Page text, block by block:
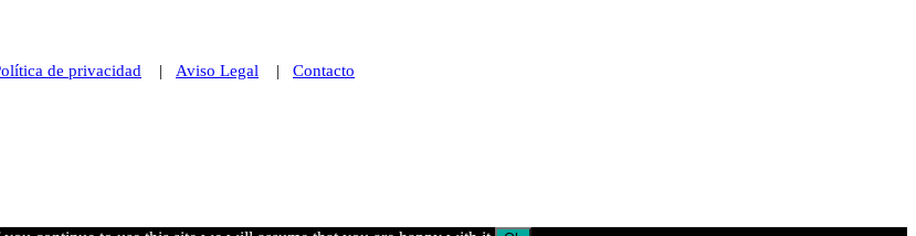
de privacidad | Aviso Legal | Contacto